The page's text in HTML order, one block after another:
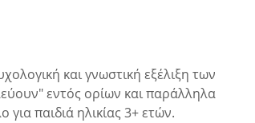
και γνωστική εξέλιξη των
εντός ορίων και παράλληλα
παιδιά ηλικίας 3+ ετών.